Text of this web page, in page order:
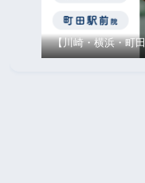
【川崎・横浜・町